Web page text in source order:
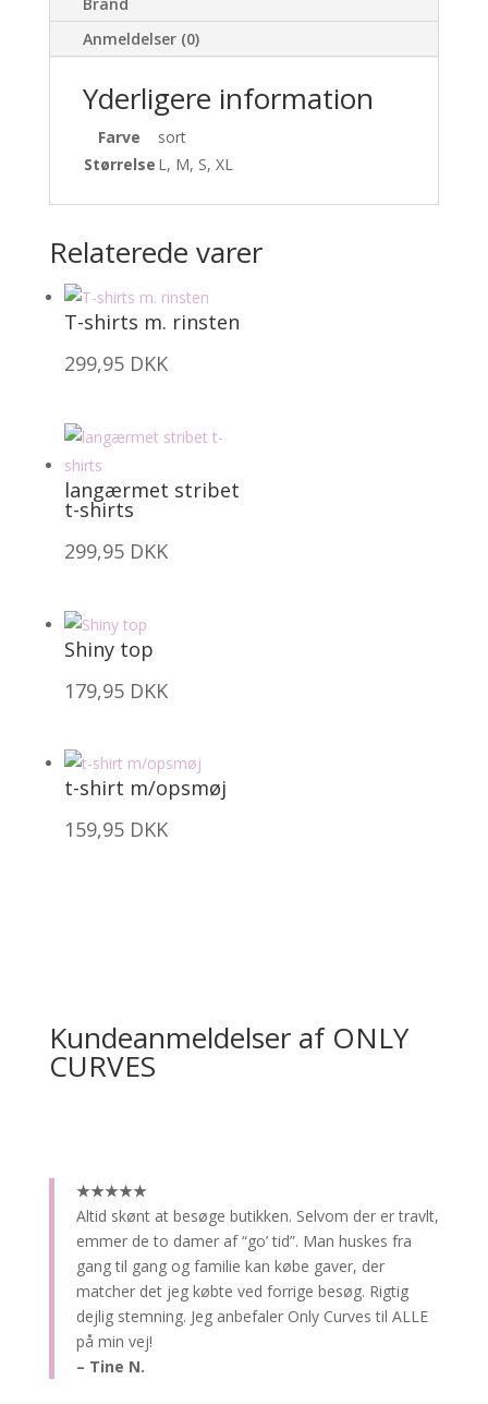
Brand
Anmeldelser (0)
Yderligere information
Farve
sort
Størrelse L, M, S, XL
Relaterede varer
T-shirts m. rinsten
299,95 DKK
langærmet stribet
t-shirts
299,95 DKK
Shiny top
179,95 DKK
t-shirt m/opsmøj
159,95 DKK
Kundeanmeldelser af ONLY
CURVES
★★★★★
Altid skønt at besøge butikken. Selvom der er travlt,
emmer de to damer af “go’ tid”. Man huskes fra
gang til gang og familie kan købe gaver, der
matcher det jeg købte ved forrige besøg. Rigtig
dejlig stemning. Jeg anbefaler Only Curves til ALLE
på min vej!
– Tine N.